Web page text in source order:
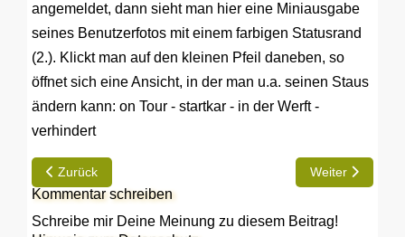
angemeldet, dann sieht man hier eine Miniausgabe
seines Benutzerfotos mit einem farbigen Statusrand
(2.). Klickt man auf den kleinen Pfeil daneben, so
öffnet sich eine Ansicht, in der man u.a. seinen Staus
ändern kann: on Tour - startkar - in der Werft -
verhindert
Vorheriger Beitrag: Neuer Editor: Zitieren im Forum
Zurück Nächster
Weiter
Kommentar schreiben
Schreibe mir Deine Meinung zu diesem Beitrag!